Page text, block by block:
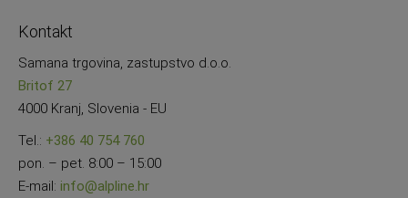
Kontakt
Samana trgovina, zastupstvo d.o.o.
Britof 27
4000 Kranj, Slovenia - EU
Tel.: +386 40 754 760
pon. – pet. 8:00 – 15:00
E-mail: info@alpline.hr